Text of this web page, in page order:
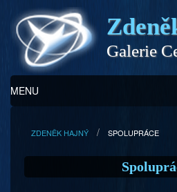
Galerie
MENU
Zdeněk Hajný
ZDENĚK HAJNÝ SPOLUPRÁCE